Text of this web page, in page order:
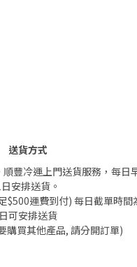
送貨方式
豐冷運上門送貨服務，每日
安排送貨。
$500運費到付) 每日截單時間
日可安排送貨
購買其他產品, 請分開訂單)